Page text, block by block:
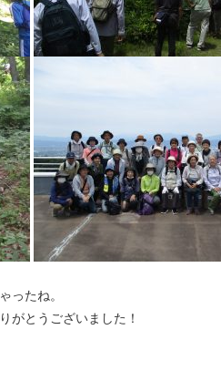
ったね。
がとうございました！